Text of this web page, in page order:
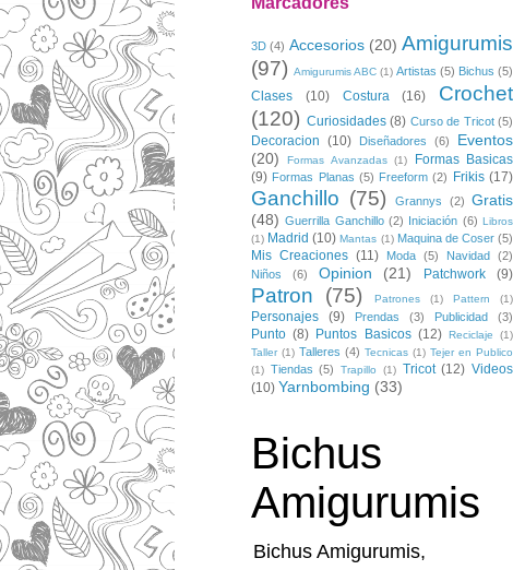
3D (4) Accesorios (20) Amigurumis
(97) Amigurumis ABC (1) Artistas (5) Bichus (5)
Clases (10) Costura (16)
Crochet
(120) Curiosidades (8) Curso de Tricot (5)
Decoracion (10) Diseñadores (6)
Eventos
(20)
Formas Avanzadas (1)
Formas Basicas
(9) Formas Planas (5) Freeform (2) Frikis (17)
Ganchillo (75) Grannys (2) Gratis
(48) Guerrilla Ganchillo (2) Iniciación (6) Libros
(1) Madrid (10) Mantas (1) Maquina de Coser (5)
Mis Creaciones (11) Moda (5) Navidad (2)
Niños
(6) Opinion (21) Patchwork (9)
Patron (75) Patrones (1) Pattern (1)
Personajes (9) Prendas (3) Publicidad (3)
Punto (8) Puntos Basicos (12) Reciclaje
(1)
Taller (1) Talleres (4) Tecnicas (1) Tejer en Publico
(1) Tiendas (5) Trapillo (1) Tricot (12) Videos
(10) Yarnbombing (33)
Bichus
Amigurumis
Bichus Amigurumis,